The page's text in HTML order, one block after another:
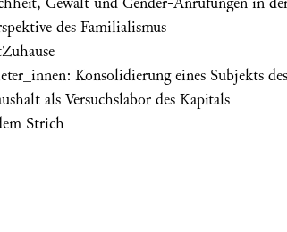
des Familialismus
Konsolidierung eines Subjekts
als Versuchslabor des Kapitals
Strich